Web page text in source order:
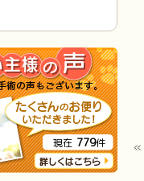
«
現在 779件